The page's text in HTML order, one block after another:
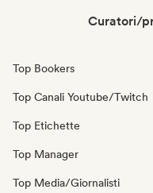
Curatori/
Top Bookers
Top Canali Youtube/Twitch
Top Etichette
Top Manager
Top Media/Giornalisti